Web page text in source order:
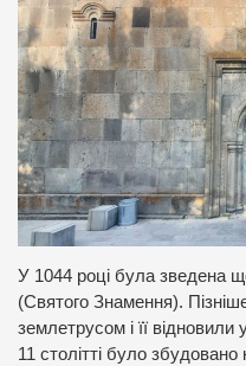
У 1044 році була зведена
(Святого Знамення).
землетрусом і її
11 столітті було